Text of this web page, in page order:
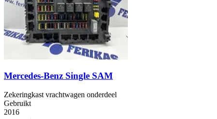
Mercedes-Benz Single SAM
Zekeringkast vrachtwagen onderdeel
Gebruikt
2016